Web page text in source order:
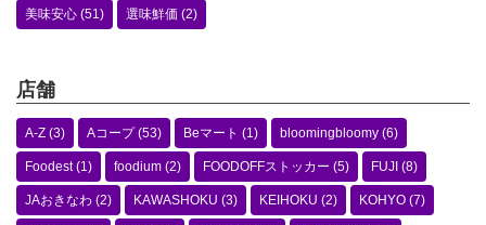
美味安心 (51) 選味鮮価 (2)
店舗
A-Z (3) Aコープ(53) Beマート (1) bloomingbloomy (6)
Foodest(1) foodium (2) FOODOFFストッカー (5) FUJI (8)
JAおきなわ (2) KAWASHOKU (3) KEIHOKU (2) KOHYO (7)